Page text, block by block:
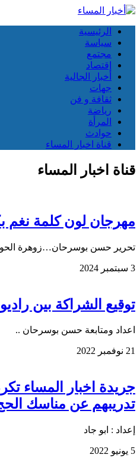
الرئيسية
سياسة
مجتمع
إقتصاد
أخبار الجالية
جهات
ثقافة و فن
رياضة
المرأة
حوادث
قناة اخبار المساء
قناة اخبار المساء
مهرجان لون كلمة نغم
تحرير حسن بوسرحان…زوهرة الحو
3 سبتمبر 2024
توقيع الشراكة بين
اعداد ومتابعة حسن بوسرحان ..
21 نوفمبر 2022
جريدة اخبار المساء
تدريبهم عن مناسك
إعداد : ابو جاد
5 يونيو 2022